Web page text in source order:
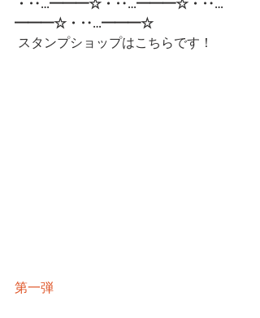
・‥…━━━☆・‥…━━━☆・‥…
━━━☆・‥…━━━☆
スタンプショップはこちらです！
第一弾